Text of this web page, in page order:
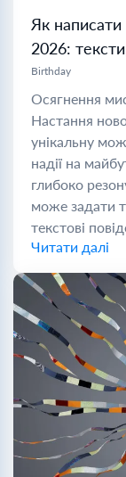
Як написати
2026:
Birthday
Осягнення
Настання
унікальну
надії на
глибоко
може задати
текстові
Читати далі